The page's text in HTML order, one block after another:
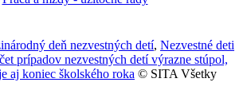
deň nezvestných detí, Nezvestné deti
prípadov nezvestných detí výrazne stúpol,
aj koniec školského roka © SITA Všetky